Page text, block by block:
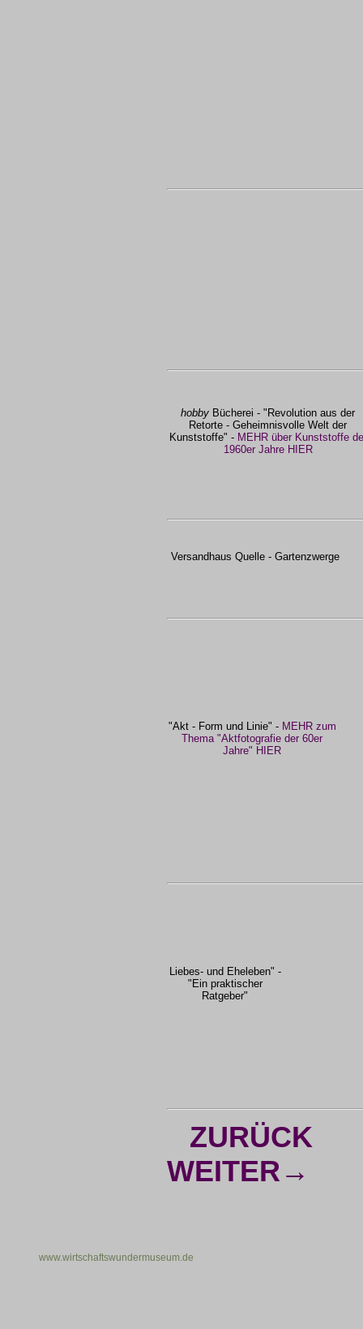
hobby Bücherei - "Revolution aus der
Retorte - Geheimnisvolle Welt der
Kunststoffe" -MEHR über Kunststoffe
1960er Jahre HIER
Versandhaus Quelle - Gartenzwerge
"Akt - Form und Linie" - MEHR zum
Thema "Aktfotografie der 60er
Jahre" HIER
Liebes- und Eheleben" -
"Ein praktischer
Ratgeber"
ZURÜCK
WEITER→
www.wirtschaftswundermuseum.de